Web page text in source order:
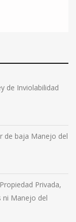
de Inviolabilidad
de baja Manejo del
Privada,
ni Manejo del